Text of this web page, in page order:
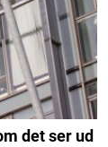
det ser ud